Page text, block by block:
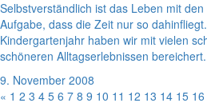
Selbstverständlich ist das Leben mit
Aufgabe, dass die Zeit nur so
Kindergartenjahr haben wir mit vielen
schöneren Alltagserlebnissen bereichert.
9. November 2008
« 1 2 3 4 5 6 7 8 9 10 11 12 13 14 15 16